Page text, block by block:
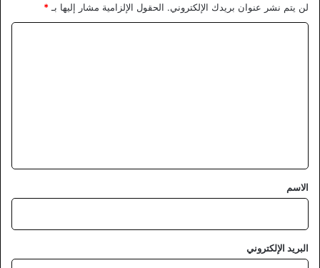
لن يتم نشر عنوان بريدك الإلكتروني. الحقول الإلزامية مشار إليها بـ*
*
الاسم
البريد الإلكتروني